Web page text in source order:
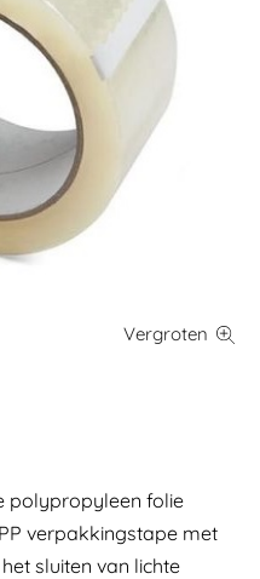
polypropyleen folie
verpakkingstape met
sluiten van lichte